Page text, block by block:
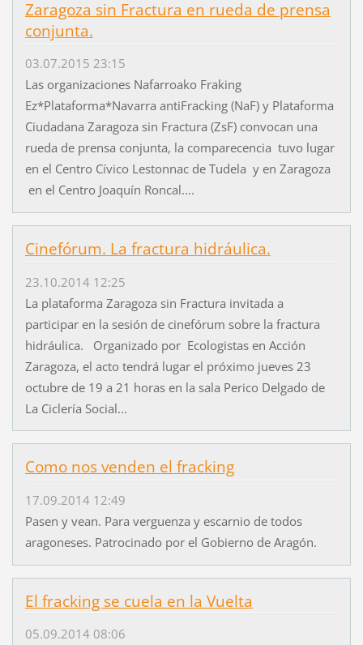
Zaragoza sin Fractura en rueda de prensa
conjunta.
03.07.2015 23:15
Las organizaciones Nafarroako Fraking
Ez*Plataforma*Navarra antiFracking (NaF) y Plataforma
Ciudadana Zaragoza sin Fractura (ZsF) convocan una
rueda de prensa conjunta, la comparecencia tuvo lugar
en el Centro Cívico Lestonnac de Tudela y en Zaragoza
en el Centro Joaquín Roncal....
Cinefórum. La fractura hidráulica.
23.10.2014 12:25
La plataforma Zaragoza sin Fractura invitada a
participar en la sesión de cinefórum sobre la fractura
hidráulica. Organizado por Ecologistas en Acción
Zaragoza, el acto tendrá lugar el próximo jueves 23
octubre de 19 a 21 horas en la sala Perico Delgado de
La Ciclería Social...
Como nos venden el fracking
17.09.2014 12:49
Pasen y vean. Para verguenza y escarnio de todos
aragoneses. Patrocinado por el Gobierno de Aragón.
El fracking se cuela en la Vuelta
05.09.2014 08:06